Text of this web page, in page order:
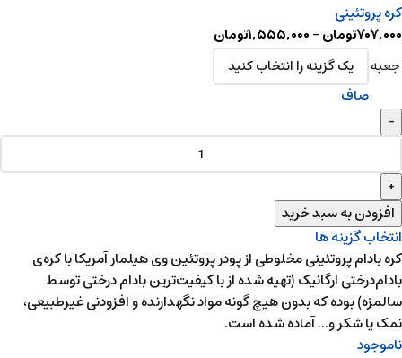
کره پروتئینی
۷۰۷,۰۰۰تومان–۱,۵۵۵,۰۰۰تومان
جعبه
صاف
افزودن به سبد خرید
انتخاب گزینه ها
کره بادام پروتئینی مخلوطی از پودر پروتئین وی هیلمار آمریکا با کره‌ی
بادام‌درختی ارگانیک (تهیه شده از با کیفیت‌ترین بادام درختی توسط
سالمزه) بوده که بدون هیچ گونه مواد نگهدارنده و افزودنی غیرطبیعی‌،
نمک یا شکر و... آماده شده است.
ناموجود